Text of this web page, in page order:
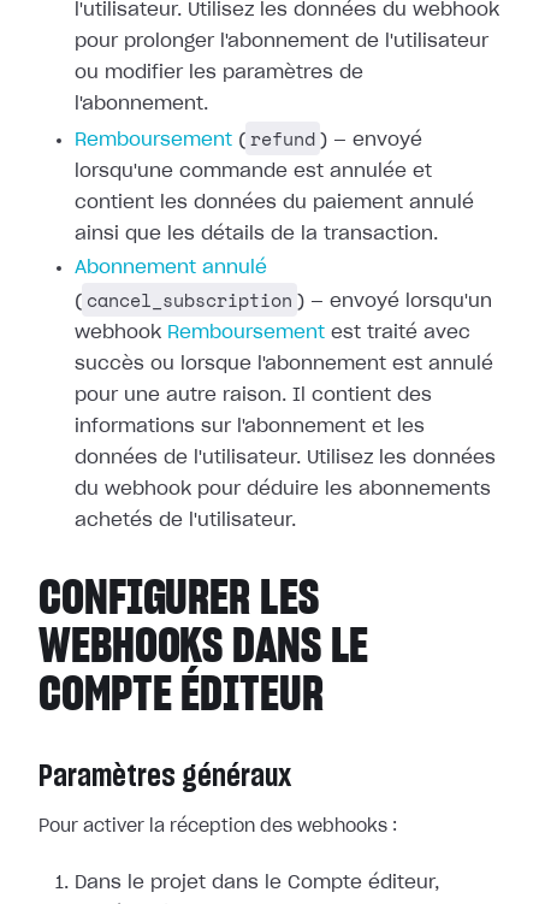
l'utilisateur. Utilisez les données du webhook
pour prolonger l'abonnement de l'utilisateur
ou modifier les paramètres de
l'abonnement.
Remboursement ( refund ) — envoyé
lorsqu'une commande est annulée et
contient les données du paiement annulé
ainsi que les détails de la transaction.
Abonnement annulé
( cancel_subscription ) — envoyé lorsqu'un
webhook Remboursement est traité avec
succès ou
lorsque l'abonnement est annulé
pour une autre raison. Il contient des
informations sur l'abonnement et les
données de l'utilisateur. Utilisez les données
du webhook pour déduire les abonnements
achetés de l'utilisateur.
CONFIGURER LES
WEBHOOKS DANS LE
COMPTE ÉDITEUR
Paramètres généraux
Pour activer la réception des webhooks :
Dans le projet dans le Compte éditeur,